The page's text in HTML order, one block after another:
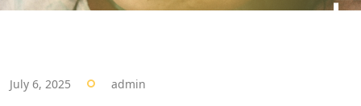
July 6, 2025 admin